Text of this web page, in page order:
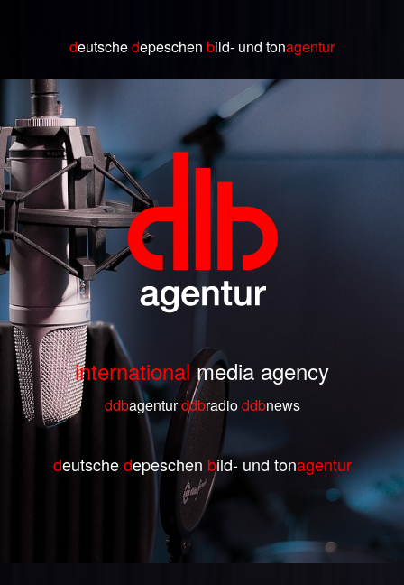
deutschedepeschen bild- und tonagentur
internationalmedia agency
ddbagenturddbradioddbnews
deutschedepeschen bild- und tonagentur